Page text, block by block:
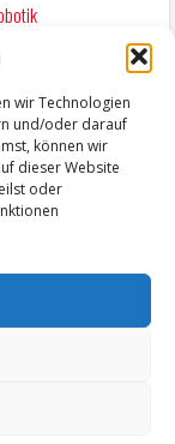
wir Technologien
und/oder darauf
können wir
dieser Website
oder
WAR ES FRIEDRICH